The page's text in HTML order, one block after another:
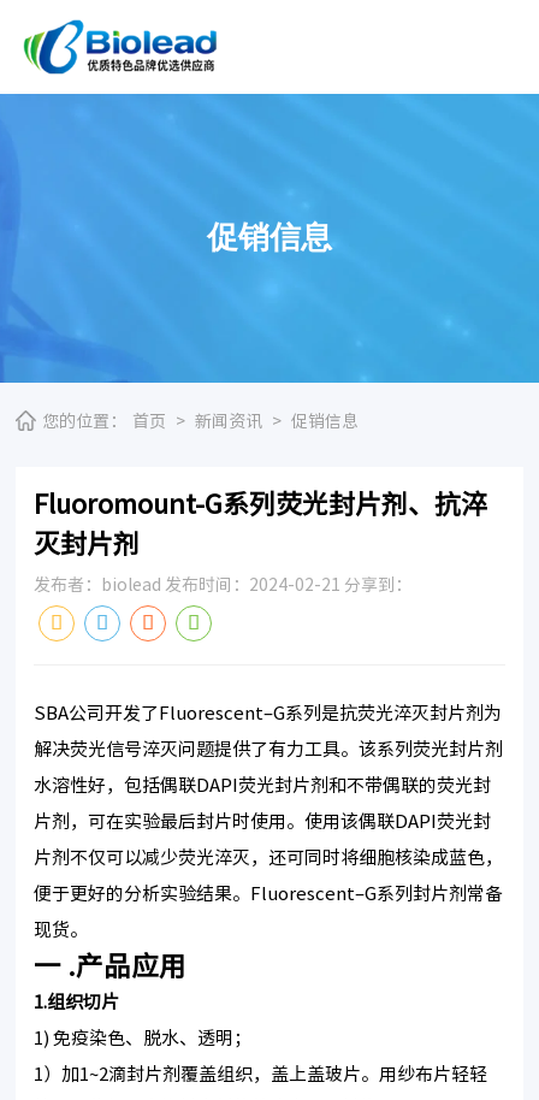
促销信息
您的位置： 首页 > 新闻资讯 > 促销信息
Fluoromount-G系列荧光封片剂、抗淬
灭封片剂
发布者：biolead 发布时间：2024-02-21 分享到：
SBA公司开发了Fluorescent–G系列是抗荧光淬灭封片剂为
解决荧光信号淬灭问题提供了有力工具。该系列荧光封片剂
水溶性好，包括偶联DAPI荧光封片剂和不带偶联的荧光封
片剂，可在实验最后封片时使用。使用该偶联DAPI荧光封
片剂不仅可以减少荧光淬灭，还可同时将细胞核染成蓝色，
便于更好的分析实验结果。Fluorescent–G系列封片剂常备
现货。
一 .产品应用
1.组织切片
1) 免疫染色、脱水、透明；
1）加1~2滴封片剂覆盖组织，盖上盖玻片。用纱布片轻轻